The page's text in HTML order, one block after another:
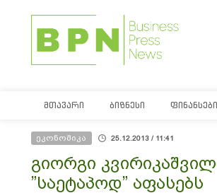
ᲛᲗᲐᲕᲐᲠᲘ ᲑᲘᲖᲜᲔᲡᲘ ᲤᲘᲜᲐᲜᲡᲔᲑᲘ
ეკონომიკა 25.12.2013 / 11:41
გიორგი
”საეტაპოდ” აფასებს